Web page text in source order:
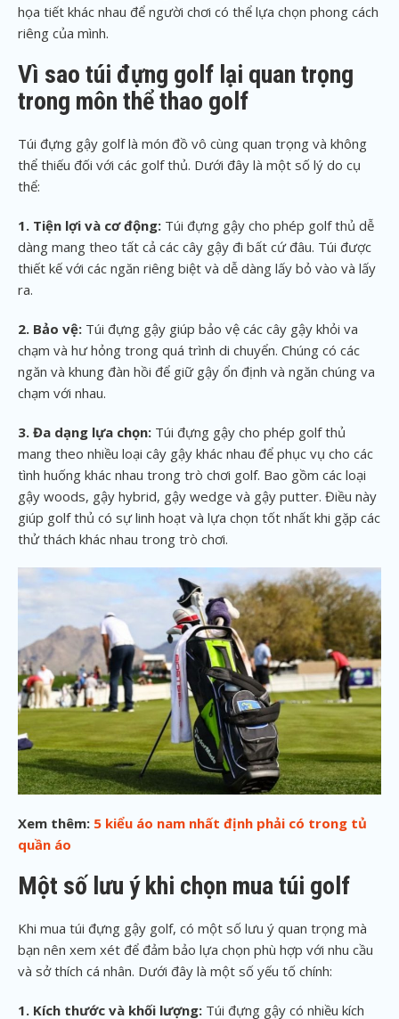
họa tiết khác nhau để người chơi có thể lựa chọn phong cách
riêng của mình.
Vì sao túi đựng golf lại quan trọng
trong môn thể thao golf
Túi đựng gậy golf là món đồ vô cùng quan trọng và không
thể thiếu đối với các golf thủ. Dưới đây là một số lý do cụ
thể:
1. Tiện lợi và cơ động: Túi đựng gậy cho phép golf thủ dễ
dàng mang theo tất cả các cây gậy đi bất cứ đâu. Túi được
thiết kế với các ngăn riêng biệt và dễ dàng lấy bỏ vào và lấy
ra.
2. Bảo vệ: Túi đựng gậy giúp bảo vệ các cây gậy khỏi va
chạm và hư hỏng trong quá trình di chuyển. Chúng có các
ngăn và khung đàn hồi để giữ gậy ổn định và ngăn chúng va
chạm với nhau.
3. Đa dạng lựa chọn: Túi đựng gậy cho phép golf thủ
mang theo nhiều loại cây gậy khác nhau để phục vụ cho các
tình huống khác nhau trong trò chơi golf. Bao gồm các loại
gậy woods, gậy hybrid, gậy wedge và gậy putter. Điều này
giúp golf thủ có sự linh hoạt và lựa chọn tốt nhất khi gặp các
thử thách khác nhau trong trò chơi.
Xem thêm: 5 kiểu áo nam nhất định phải có trong tủ
quần áo
Một số lưu ý khi chọn mua túi golf
Khi mua túi đựng gậy golf, có một số lưu ý quan trọng mà
bạn nên xem xét để đảm bảo lựa chọn phù hợp với nhu cầu
và sở thích cá nhân. Dưới đây là một số yếu tố chính:
1. Kích thước và khối lượng: Túi đựng gậy có nhiều kích